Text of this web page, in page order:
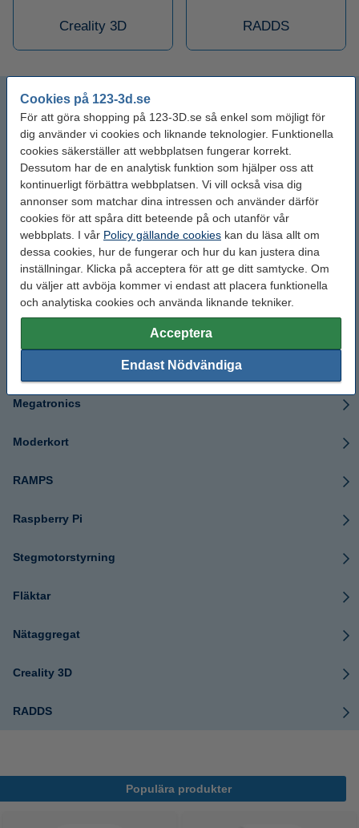
Cookies på 123-3d.se
För att göra shopping på 123-3D.se så enkel som möjligt för
dig använder vi cookies och liknande teknologier. Funktionella
cookies säkerställer att webbplatsen fungerar korrekt.
Dessutom har de en analytisk funktion som hjälper oss att
kontinuerligt förbättra webbplatsen. Vi vill också visa dig
annonser som matchar dina intressen och använder därför
cookies för att spåra ditt beteende på och utanför vår
webbplats. I vår Policy gällande cookies kan du läsa allt om
dessa cookies, hur de fungerar och hur du kan justera dina
inställningar. Klicka på acceptera för att ge ditt samtycke. Om
du väljer att avböja kommer vi endast att placera funktionella
och analytiska cookies och använda liknande tekniker.
Acceptera
Endast Nödvändiga
Creality 3D RADDS
Arduino
BigTreeTech
CNC Shield
Komponenter
Displays
Duet3D
Megatronics
Moderkort
RAMPS
Raspberry Pi
Stegmotorstyrning
Fläktar
Nätaggregat
Creality 3D
RADDS
Populära produkter